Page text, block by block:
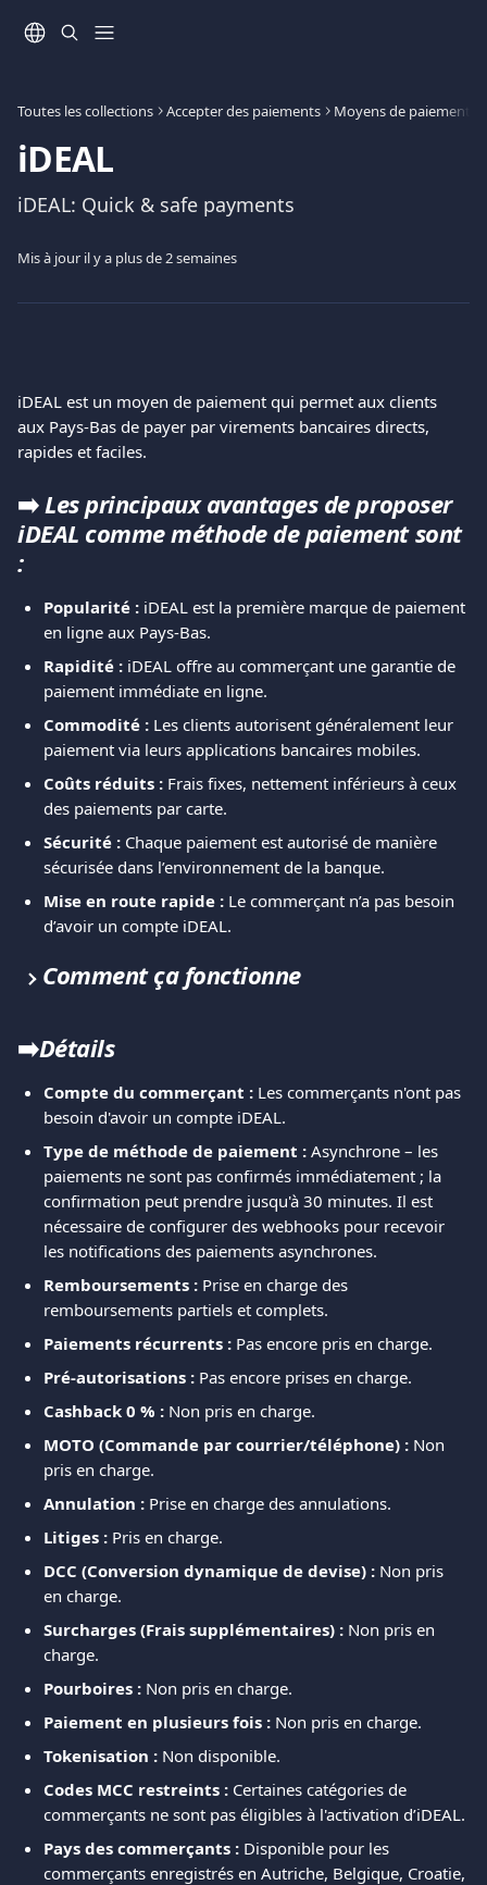
Toutes les collections Accepter des paiements Moyens de paiement
iDEAL
iDEAL: Quick & safe payments
Mis à jour il y a plus de 2 semaines
iDEAL est un moyen de paiement qui permet aux clients
aux Pays-Bas de payer par virements bancaires directs,
rapides et faciles.
➡️ Les principaux avantages de proposer
iDEAL comme méthode de paiement sont
:
Popularité : iDEAL est la première marque de paiement
en ligne aux Pays-Bas.
Rapidité : iDEAL offre au commerçant une garantie de
paiement immédiate en ligne.
Commodité : Les clients autorisent généralement leur
paiement via leurs applications bancaires mobiles.
Coûts réduits : Frais fixes, nettement inférieurs à ceux
des paiements par carte.
Sécurité : Chaque paiement est autorisé de manière
sécurisée dans l’environnement de la banque.
Mise en route rapide : Le commerçant n’a pas besoin
d’avoir un compte iDEAL.
Comment ça fonctionne
➡️Détails
Compte du commerçant : Les commerçants n'ont pas
besoin d'avoir un compte iDEAL.
Type de méthode de paiement : Asynchrone – les
paiements ne sont pas confirmés immédiatement ; la
confirmation peut prendre jusqu'à 30 minutes. Il est
nécessaire de configurer des webhooks pour recevoir
les notifications des paiements asynchrones.
Remboursements : Prise en charge des
remboursements partiels et complets.
Paiements récurrents : Pas encore pris en charge.
Pré-autorisations : Pas encore prises en charge.
Cashback 0 % : Non pris en charge.
MOTO (Commande par courrier/téléphone) : Non
pris en charge.
Annulation : Prise en charge des annulations.
Litiges : Pris en charge.
DCC (Conversion dynamique de devise) : Non pris
en charge.
Surcharges (Frais supplémentaires) : Non pris en
charge.
Pourboires : Non pris en charge.
Paiement en plusieurs fois : Non pris en charge.
Tokenisation : Non disponible.
Codes MCC restreints : Certaines catégories de
commerçants ne sont pas éligibles à l'activation d’iDEAL.
Pays des commerçants : Disponible pour les
commerçants enregistrés en Autriche, Belgique, Croatie,